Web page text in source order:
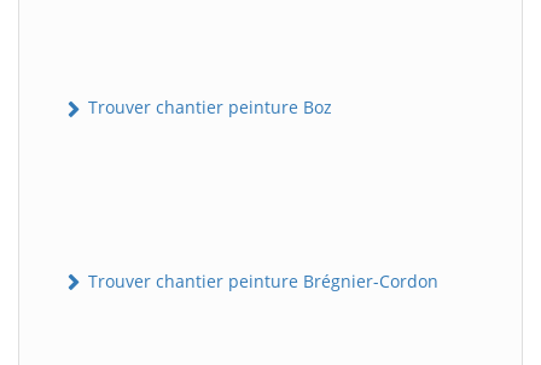
Trouver chantier peinture Boz
Trouver chantier peinture Brégnier-Cordon